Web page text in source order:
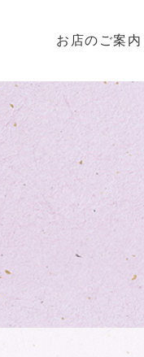
お店のご案内